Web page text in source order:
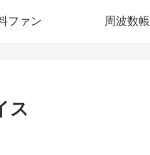
ファン 周波数帳
ス